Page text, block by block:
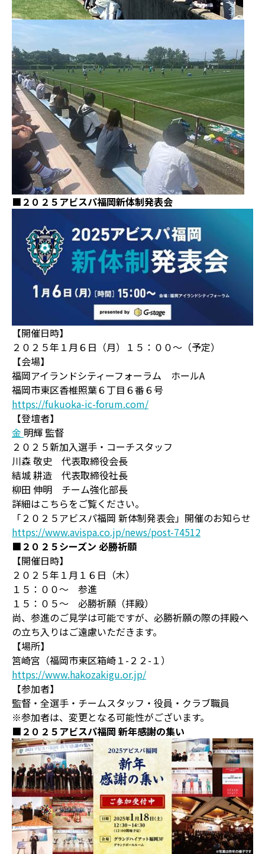
■２０２５アビスパ福岡新体制発表会
【開催日時】
２０２５年１月６日（月）１５：００～（予定）
【会場】
福岡アイランドシティーフォーラム ホールA
福岡市東区香椎照葉６丁目６番６号
https://fukuoka-ic-forum.com/
【登壇者】
金 明輝 監督
２０２５新加入選手・コーチスタッフ
川森 敬史 代表取締役会長
結城 耕造 代表取締役社長
柳田 伸明 チーム強化部長
詳細はこちらをご覧ください。
「２０２５アビスパ福岡 新体制発表会」開催のお知らせ
https://www.avispa.co.jp/news/post-74512
■２０２５シーズン 必勝祈願
【開催日時】
２０２５年１月１６日（木）
１５：００～ 参進
１５：０５～ 必勝祈願（拝殿）
尚、参進のご見学は可能ですが、必勝祈願の際の拝殿へ
の立ち入りはご遠慮いただきます。
【場所】
筥崎宮（福岡市東区箱崎１-２２-１）
https://www.hakozakigu.or.jp/
【参加者】
監督・全選手・チームスタッフ・役員・クラブ職員
※参加者は、変更となる可能性がございます。
■ ２０２５アビスパ福岡 新年感謝の集い